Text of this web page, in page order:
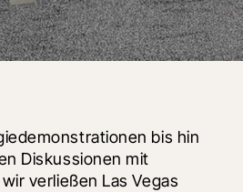
bis hin
Diskussionen mit
verließen Las Vegas